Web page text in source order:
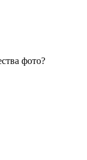
фото?